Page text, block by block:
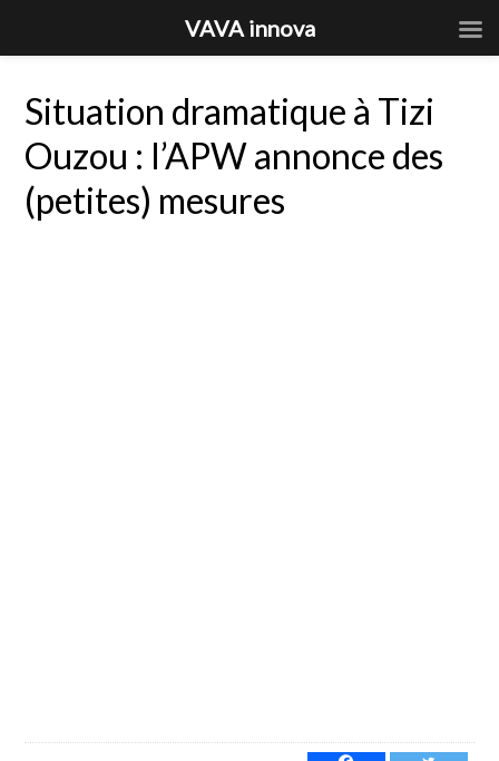
Situation dramatique à Tizi
Ouzou : l’APW annonce des
(petites) mesures
VAVA innova